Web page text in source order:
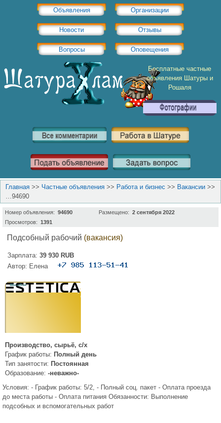
Объявления Организации
Новости Отзывы
Вопросы Оповещения
Бесплатные частные
объявления Шатуры и
Рошаля
Главная >> Частные объявления >> Работа и бизнес >> Вакансии >>
…94690
Номер объявления: 94690 Размещено: 2 сентября 2022
Просмотров: 1391
Подсобный рабочий (вакансия)
Зарплата: 39 930 RUB
Автор: Елена
Производство, сырьё, с/х
График работы: Полный день
Тип занятости: Постоянная
Образование: -неважно-
Условия: - График работы: 5/2, - Полный соц. пакет - Оплата проезда
до места работы - Оплата питания Обязанности: Выполнение
подсобных и вспомогательных работ